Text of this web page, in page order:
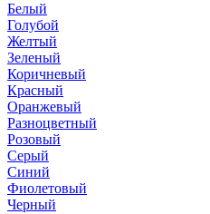
Белый
Голубой
Желтый
Зеленый
Коричневый
Красный
Оранжевый
Разноцветный
Розовый
Серый
Синий
Фиолетовый
Черный